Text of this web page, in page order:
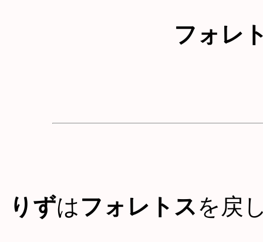
フォレ
りずはフォレトスを戻